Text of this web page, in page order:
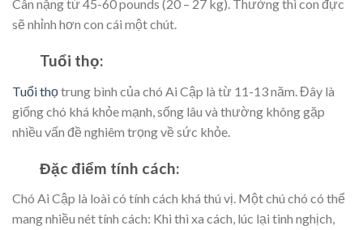
Cân nặng từ 45-60 pounds (20 – 27 kg). Thường thì con đực
sẽ nhỉnh hơn con cái một chút.
Tuổi thọ:
Tuổi thọtrung bình của chó Ai Cập là từ 11-13 năm. Đây là
giống chó khá khỏe mạnh, sống lâu và thường không gặp
nhiều vấn đề nghiêm trọng về sức khỏe.
Đặc điểm tính cách:
Chó Ai Cập là loài có tính cách khá thú vị. Một chú chó có thể
mang nhiều nét tính cách: Khi thì xa cách, lúc lại tinh nghịch,